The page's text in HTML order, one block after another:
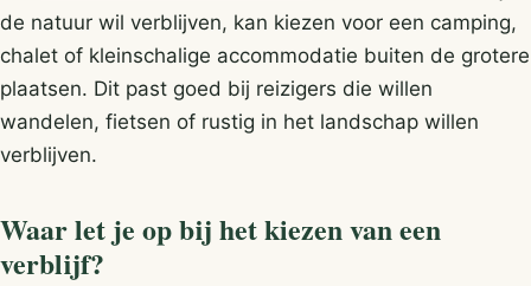
de natuur wil verblijven, kan kiezen voor een camping,
chalet of kleinschalige accommodatie buiten de grotere
plaatsen. Dit past goed bij reizigers die willen
wandelen, fietsen of rustig in het landschap willen
verblijven.
Waar let je op bij het kiezen van een
verblijf?